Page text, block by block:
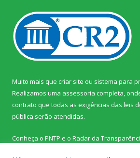
Muito mais que criar site ou sistema para
Realizamos uma assessoria completa,
contrato que todas as exigências das leis
pública serão atendidas.
Conheça o PNTP e o Radar da